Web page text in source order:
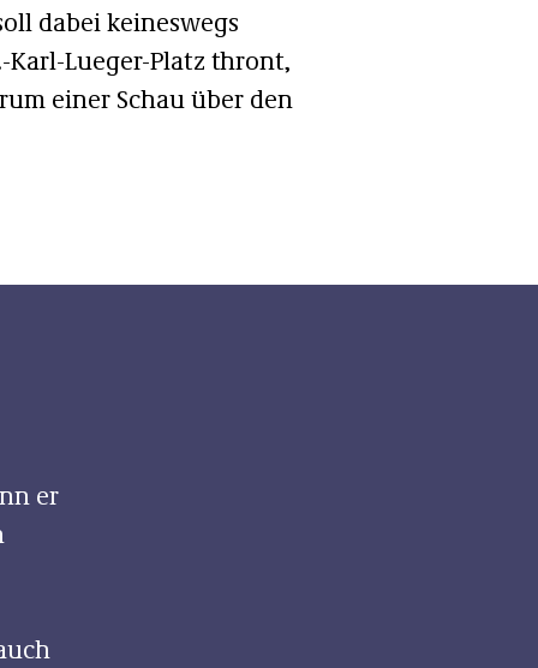
dabei keineswegs
Karl-Lueger-Platz thront,
einer Schau über den
er